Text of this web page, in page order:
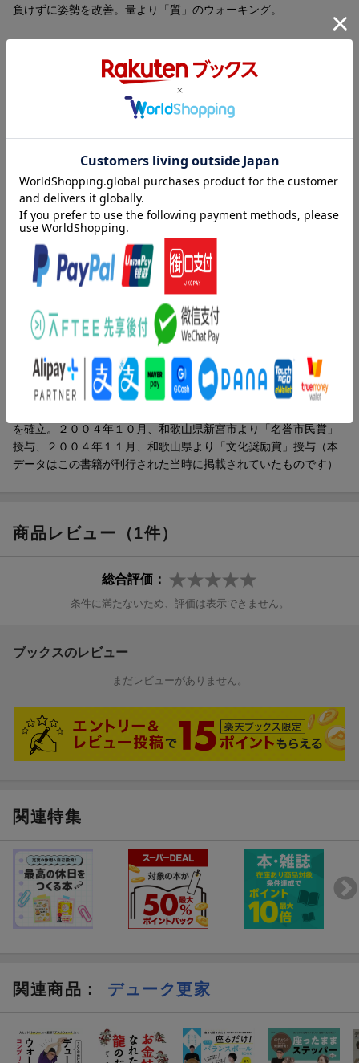
負けずに姿勢を改善。量より「質」のウォーキング。
１ 今日から始める「脱・万歩計」！-量より「質」のウォーキン
グ（質の高い１００歩は、量にこだわる１万歩に勝る／無理は厳
禁！“良い加減”が錆びないココロとカラダを保つ ほか）／２ Ｄ
ｕｋｅ流歩道（ウォーキング）入門（初級／中級 ほか）／３
実践！ぴんしゃんで歩こう！（良い歩き方と悪い歩き方／ぴんし
ゃんウォーキングの上半身づくり ほか）／４ 痛みや症状を改
善するウォーキングのコツ（肩凝り／腰の痛み ほか）／５ 千
里の道も一歩から！生活場面別ぴんしゃん歩きのためのひと工夫
（意識／アイテム＋実践）
著者情報（「BOOK」データベースより）
デューク更家（デュークサライエ）
１９５４年４月１０日、和歌山県生まれ。大阪経済大学卒業。フ
ァッションショーの演出およびプロデュース、モデルへのウォー
キング指導を手がけた後、間違った歩き方で足を痛めた母親のこ
とをきっかけに、一般向けのウォーキングレッスンを始める。気
功や運動生理学、武道、ヨガ、バレエ、ピラティス、呼吸法など
を確立。２００４年１０月、和歌山県新宮市より「名誉市民賞」
授与、２００４年１１月、和歌山県より「文化奨励賞」授与（本
データはこの書籍が刊行された当時に掲載されていたものです）
商品レビュー（1件）
総合評価：
条件に満たないため、評価は表示できません。
ブックスのレビュー
まだレビューがありません。
関連特集
関連商品 ： デューク更家